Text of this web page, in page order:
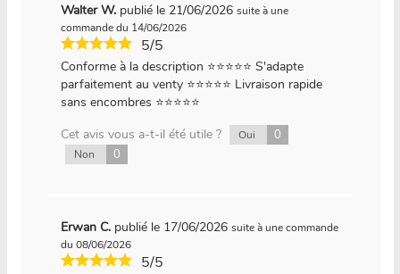
Walter W. publié le 21/06/2026 suite à une
commande du 14/06/2026
5/5
Conforme à la description ⭐⭐⭐⭐⭐ S'adapte
parfaitement au venty ⭐⭐⭐⭐⭐ Livraison rapide
sans encombres ⭐⭐⭐⭐⭐
Cet avis vous a-t-il été utile ?
Oui 0
Non 0
Erwan C. publié le 17/06/2026 suite à une commande
du 08/06/2026
5/5